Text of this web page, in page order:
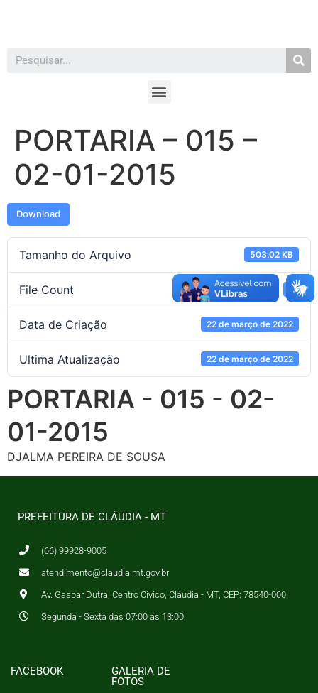
PORTARIA – 015 –
02-01-2015
Download
Tamanho do Arquivo 503.02 KB
File Count 1
Data de Criação 22 de março de 2022
Ultima Atualização 22 de março de 2022
PORTARIA - 015 - 02-
01-2015
DJALMA PEREIRA DE SOUSA
PREFEITURA DE CLÁUDIA - MT
(66) 99928-9005
atendimento@claudia.mt.gov.br
Av. Gaspar Dutra, Centro Cívico, Cláudia - MT, CEP: 78540-000
Segunda - Sexta das 07:00 as 13:00
FACEBOOK
GALERIA DE
FOTOS